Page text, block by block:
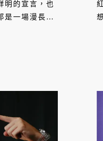
明的宣言，也
是一場漫長而